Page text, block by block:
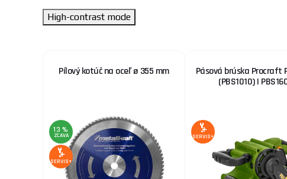
High-contrast mode
Pílový kotúč na oceľ ø 355 mm
13 %
ZĽAVA
SERVIS+
Pásová brúska Procraft
(PBS1010) |
SERVIS+